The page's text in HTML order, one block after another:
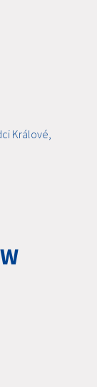
Králové,